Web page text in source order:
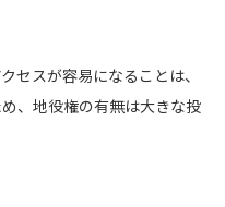
セスが容易になることは、
、地役権の有無は大きな投